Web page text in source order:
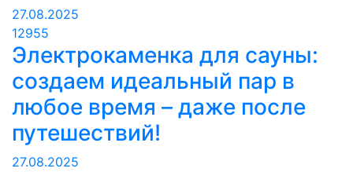
27.08.2025
12955
Электрокаменка для сауны:
создаем идеальный пар в
любое время – даже после
путешествий!
27.08.2025